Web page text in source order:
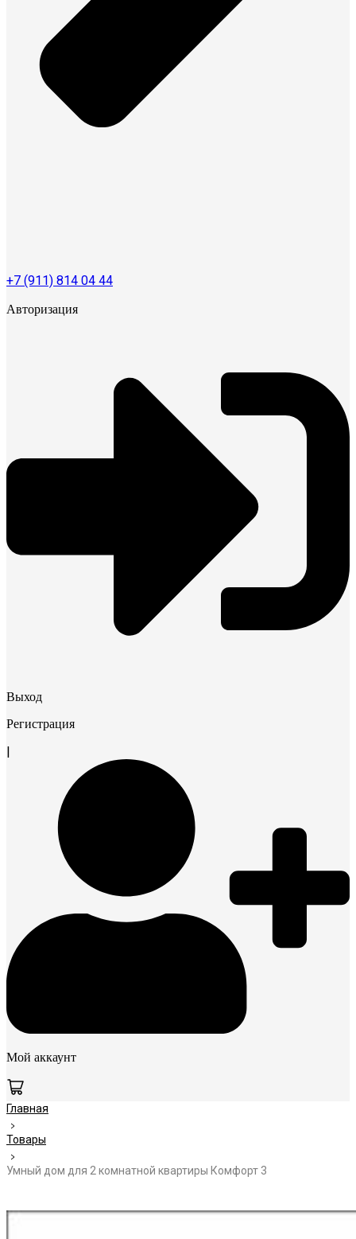
+7 (911) 814 04 44
Авторизация
Выход
Регистрация
|
Мой аккаунт
Главная
Товары
Умный дом для 2 комнатной квартиры Комфорт 3